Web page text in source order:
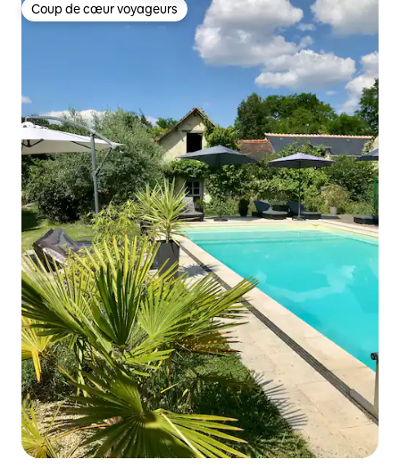
Coup de cœur voyageurs
Coup de cœur voyageurs